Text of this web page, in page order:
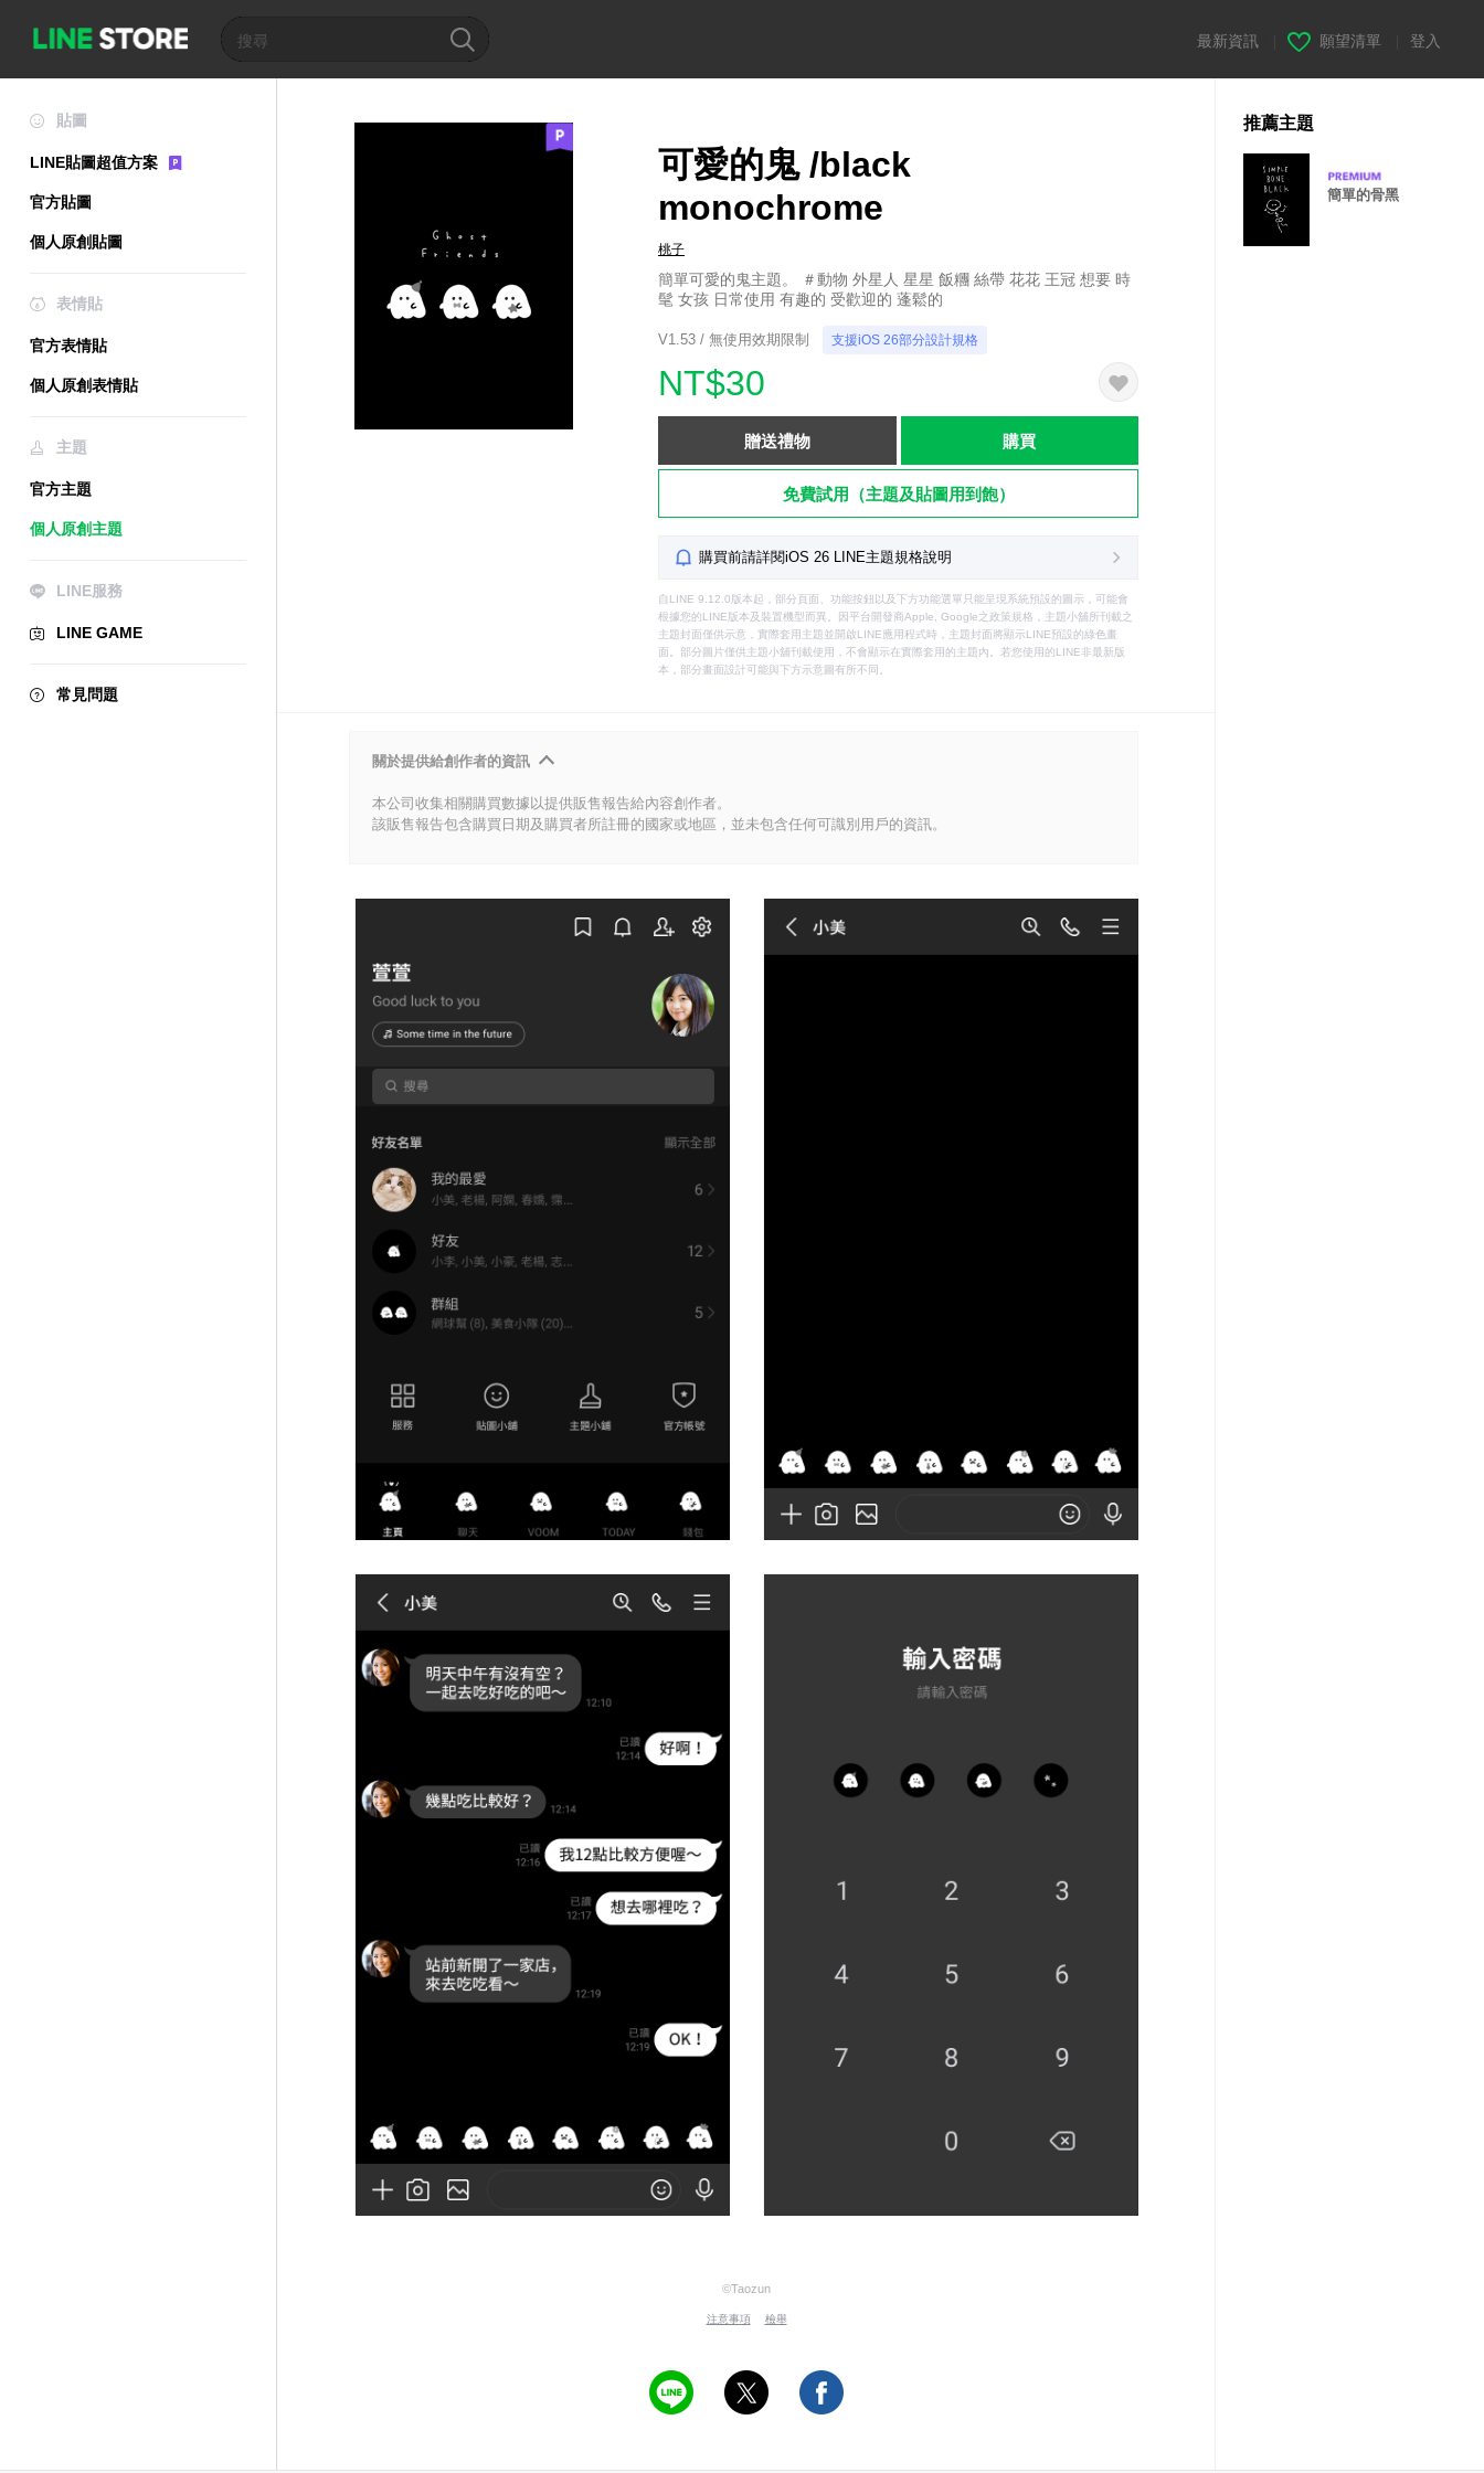
最新資訊 願望清單 登入
貼圖
LINE貼圖超值方案
官方貼圖
個人原創貼圖
表情貼
官方表情貼
個人原創表情貼
主題
官方主題
個人原創主題
LINE服務
LINE GAME
常見問題
可愛的鬼 /black
monochrome
桃子
簡單可愛的鬼主題。 ＃動物 外星人 星星 飯糰 絲帶 花花 王冠 想要 時
髦 女孩 日常使用 有趣的 受歡迎的 蓬鬆的
V1.53 / 無使用效期限制 支援iOS 26部分設計規格
NT$30
贈送禮物 購買
免費試用（主題及貼圖用到飽）
購買前請詳閱iOS 26 LINE主題規格說明
自LINE 9.12.0版本起，部分頁面、功能按鈕以及下方功能選單只能呈現系統預設的圖示，可能會
根據您的LINE版本及裝置機型而異。因平台開發商Apple, Google之政策規格，主題小舖所刊載之
主題封面僅供示意，實際套用主題並開啟LINE應用程式時，主題封面將顯示LINE預設的綠色畫
面。部分圖片僅供主題小舖刊載使用，不會顯示在實際套用的主題內。若您使用的LINE非最新版
本，部分畫面設計可能與下方示意圖有所不同。
關於提供給創作者的資訊
本公司收集相關購買數據以提供販售報告給內容創作者。
該販售報告包含購買日期及購買者所註冊的國家或地區，並未包含任何可識別用戶的資訊。
©Taozun
注意事項 檢舉
推薦主題
簡單的骨黑